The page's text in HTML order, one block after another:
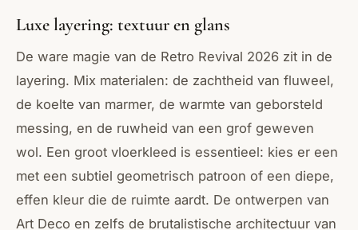
Luxe layering: textuur en glans
De ware magie van de Retro Revival 2026 zit in de
layering. Mix materialen: de zachtheid van fluweel,
de koelte van marmer, de warmte van geborsteld
messing, en de ruwheid van een grof geweven
wol. Een groot vloerkleed is essentieel: kies er een
met een subtiel geometrisch patroon of een diepe,
effen kleur die de ruimte aardt. De ontwerpen van
Art Deco en zelfs de brutalistische architectuur van